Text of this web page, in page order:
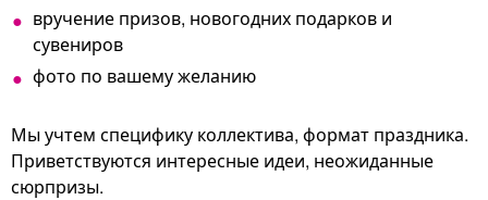
вручение призов, новогодних подарков и
сувениров
фото по вашему желанию
Мы учтем специфику коллектива, формат праздника.
Приветствуются интересные идеи, неожиданные
сюрпризы.